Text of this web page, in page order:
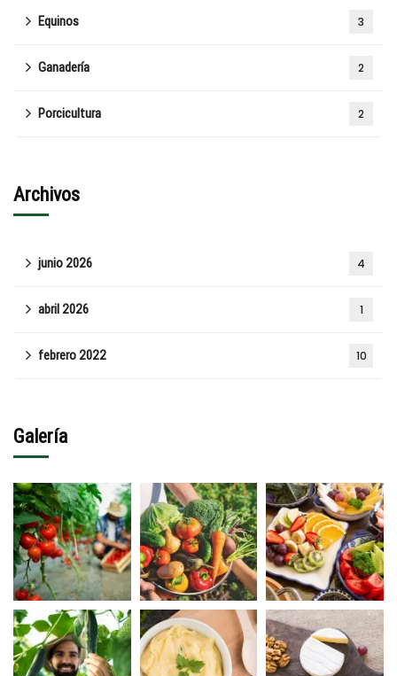
Equinos 3
Ganadería 2
Porcicultura 2
Archivos
junio 2026 4
abril 2026 1
febrero 2022 10
Galería